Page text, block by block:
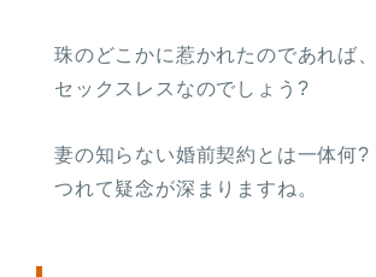
珠のどこかに惹かれたのであれば
セックスレスなのでしょう?
妻の知らない婚前契約とは一体何?
つれて疑念が深まりますね。